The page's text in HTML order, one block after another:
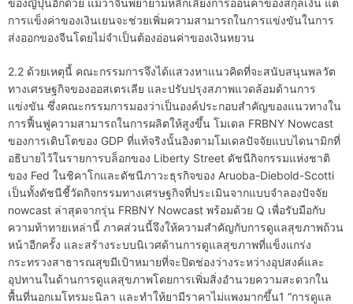
ของญี่ปุ่นอีกด้วย แม้ว่าจีนพยายามหลีกเลี่ยงการอ่อนค่าของสกุลเงิน แต่
การแข็งค่าของเงินเยนจะช่วยเพิ่มความสามารถในการแข่งขันในการ
ส่งออกของจีนโดยไม่จำเป็นต้องอ่อนค่าของเงินหยวน
2.2 ด้วยเหตุนี้ คณะกรรมการจึงได้แสวงหาแนวคิดที่จะสนับสนุนพลวัต
ทางเศรษฐกิจของออสเตรเลีย และปรับปรุงสภาพแวดล้อมด้านการ
แข่งขัน ซึ่งคณะกรรมการมองว่าเป็นองค์ประกอบสำคัญของแนวทางใน
การฟื้นฟูความสามารถในการผลิตให้สูงขึ้น โมเดล FRBNY Nowcast
ของการเติบโตของ GDP ที่แท้จริงนั้นอิงตามโมเดลปัจจัยแบบไดนามิกที่
อธิบายไว้ในรายการบล็อกของ Liberty Street ดัชนีกิจกรรมแห่งชาติ
ของ Fed ในชิคาโกและดัชนีภาวะธุรกิจของ Aruoba-Diebold-Scotti
เป็นทั้งดัชนีชี้วัดกิจกรรมทางเศรษฐกิจที่ประเมินจากแบบจำลองปัจจัย
nowcast ล่าสุดจากรุ่น FRBNY Nowcast พร้อมด้วย Q เพื่อรับมือกับ
ความท้าทายเหล่านี้ ภาคส่วนนี้จึงให้ความสำคัญกับการดูแลสุขภาพถ้วน
หน้าอีกครั้ง และสร้างระบบนิเวศด้านการดูแลสุขภาพที่แข็งแกร่ง
กระทรวงสาธารณสุขมีเป้าหมายที่จะปิดช่องว่างระหว่างอุปสงค์และ
อุปทานในด้านการดูแลสุขภาพโดยการเพิ่มสิ่งอำนวยความสะดวกใน
พื้นที่นอกเมโทรมะนิลา และทำให้ยามีราคาไม่แพงมากขึ้น1 “การดูแล